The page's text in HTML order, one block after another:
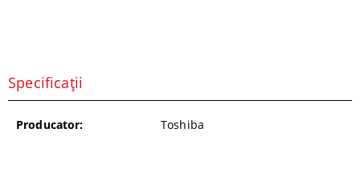
Specificații
Producator: Toshiba